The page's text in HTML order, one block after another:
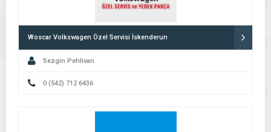
Woscar Volkswagen Özel Servisi İskenderun
Sezgin Pehlivan
0 (542) 712 6436